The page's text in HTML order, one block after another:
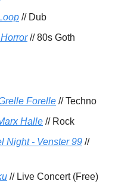
// Dub
// 80s Goth
Forelle // Techno
Halle // Rock
Night - Venster 99 //
// Live Concert (Free)